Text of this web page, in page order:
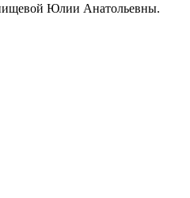
Юлии Анатольевны.